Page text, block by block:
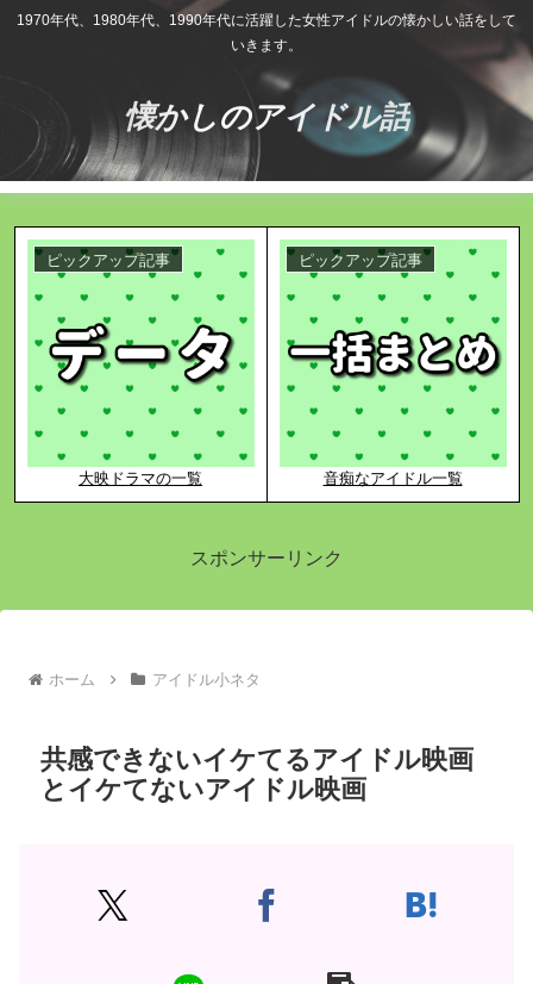
1970年代、1980年代、1990年代に活躍した女性アイドルの懐かしい話をして
いきます。
懐かしのアイドル話
ピックアップ記事
大映ドラマの一覧
ピックアップ記事
音痴なアイドル一覧
スポンサーリンク
ホーム アイドル小ネタ
共感できないイケてるアイドル映画
とイケてないアイドル映画